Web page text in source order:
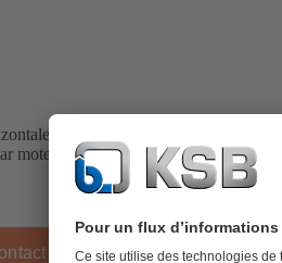
roue ouverte ou semi-ouverte à
moteur électrique ou moteur à
KSB